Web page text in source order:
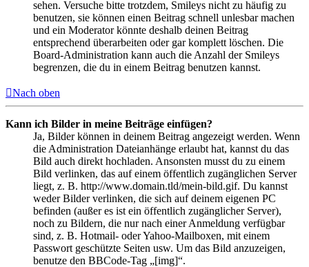
sehen. Versuche bitte trotzdem, Smileys nicht zu häufig zu
benutzen, sie können einen Beitrag schnell unlesbar machen
und ein Moderator könnte deshalb deinen Beitrag
entsprechend überarbeiten oder gar komplett löschen. Die
Board-Administration kann auch die Anzahl der Smileys
begrenzen, die du in einem Beitrag benutzen kannst.
Nach oben
Kann ich Bilder in meine Beiträge einfügen?
Ja, Bilder können in deinem Beitrag angezeigt werden. Wenn
die Administration Dateianhänge erlaubt hat, kannst du das
Bild auch direkt hochladen. Ansonsten musst du zu einem
Bild verlinken, das auf einem öffentlich zugänglichen Server
liegt, z. B. http://www.domain.tld/mein-bild.gif. Du kannst
weder Bilder verlinken, die sich auf deinem eigenen PC
befinden (außer es ist ein öffentlich zugänglicher Server),
noch zu Bildern, die nur nach einer Anmeldung verfügbar
sind, z. B. Hotmail- oder Yahoo-Mailboxen, mit einem
Passwort geschützte Seiten usw. Um das Bild anzuzeigen,
benutze den BBCode-Tag „[img]“.